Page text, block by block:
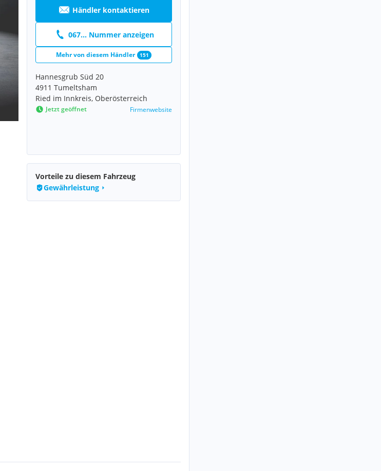
Händler kontaktieren
067... Nummer anzeigen
Mehr von diesem Händler 151
Hannesgrub Süd 20
4911 Tumeltsham
Ried im Innkreis, Oberösterreich
Jetzt geöffnet Firmenwebsite
Vorteile zu diesem Fahrzeug
Gewährleistung